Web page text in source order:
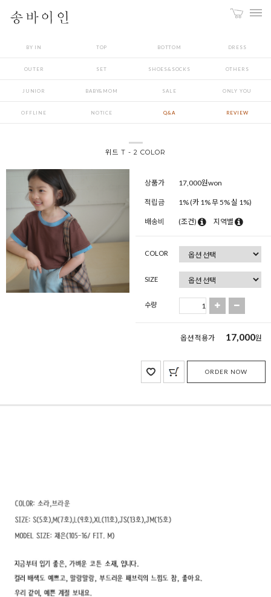
BY IN TOP BOTTOM DRESS
OUTER SET SHOES&SOCKS OTHERS
JUNIOR BABY&MOM SALE ONLY YOU
OFFLINE NOTICE Q&A REVIEW
위드 T - 2 COLOR
상품가 17,000원won
적립금 1% (카 1% 무 5% 실 1%)
배송비 (조건) 지역별
COLOR
SIZE
수량
옵션 적용가 17,000원
ORDER NOW